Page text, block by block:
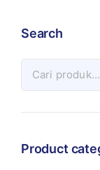
Search
Product